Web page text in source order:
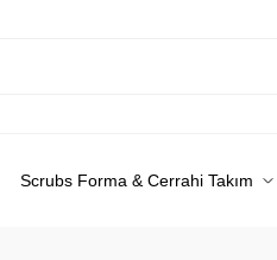
Scrubs Forma & Cerrahi Takım